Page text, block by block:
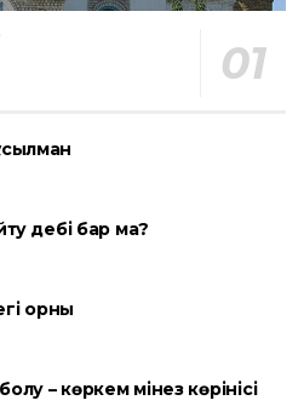
әдебі бар ма?
орны
– көркем мінез көрінісі